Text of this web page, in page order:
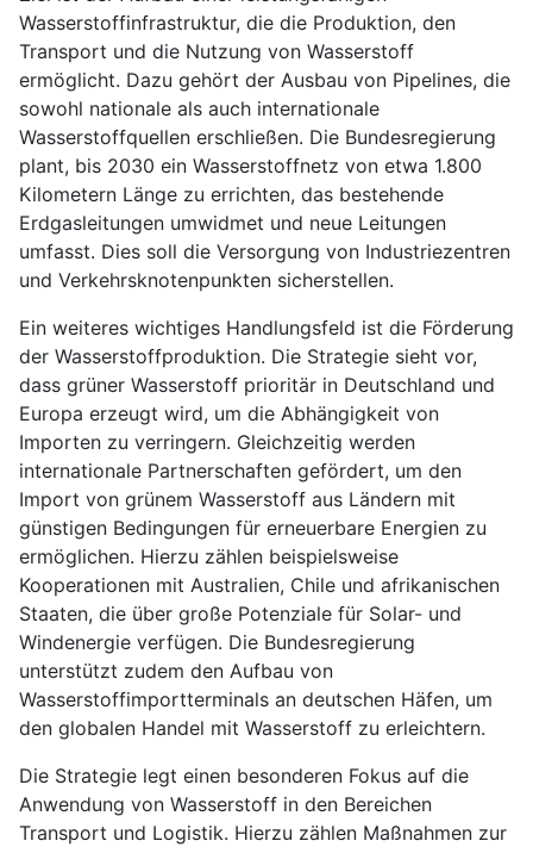
Wasserstoffinfrastruktur, die die Produktion, den
Transport und die Nutzung von Wasserstoff
ermöglicht. Dazu gehört der Ausbau von Pipelines, die
sowohl nationale als auch internationale
Wasserstoffquellen erschließen. Die Bundesregierung
plant, bis 2030 ein Wasserstoffnetz von etwa 1.800
Kilometern Länge zu errichten, das bestehende
Erdgasleitungen umwidmet und neue Leitungen
umfasst. Dies soll die Versorgung von Industriezentren
und Verkehrsknotenpunkten sicherstellen.
Ein weiteres wichtiges Handlungsfeld ist die Förderung
der Wasserstoffproduktion. Die Strategie sieht vor,
dass grüner Wasserstoff prioritär in Deutschland und
Europa erzeugt wird, um die Abhängigkeit von
Importen zu verringern. Gleichzeitig werden
internationale Partnerschaften gefördert, um den
Import von grünem Wasserstoff aus Ländern mit
günstigen Bedingungen für erneuerbare Energien zu
ermöglichen. Hierzu zählen beispielsweise
Kooperationen mit Australien, Chile und afrikanischen
Staaten, die über große Potenziale für Solar- und
Windenergie verfügen. Die Bundesregierung
unterstützt zudem den Aufbau von
Wasserstoffimportterminals an deutschen Häfen, um
den globalen Handel mit Wasserstoff zu erleichtern.
Die Strategie legt einen besonderen Fokus auf die
Anwendung von Wasserstoff in den Bereichen
Transport und Logistik. Hierzu zählen Maßnahmen zur